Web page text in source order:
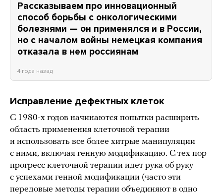
Рассказываем про инновационный
способ борьбы с онкологическими
болезнями — он применялся и в России,
но с началом войны немецкая компания
отказала в нем россиянам
4 года назад
Исправление дефектных клеток
С 1980-х годов начинаются попытки расширить
область применения клеточной терапии
и использовать все более хитрые манипуляции
с ними, включая генную модификацию. С тех пор
прогресс клеточной терапии идет рука об руку
с успехами генной модификации (часто эти
передовые методы терапии объединяют в одно